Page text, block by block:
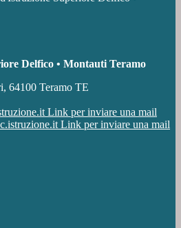
Delfico • Montauti Teramo
64100 Teramo TE
Link per inviare una mail
Link per inviare una mail